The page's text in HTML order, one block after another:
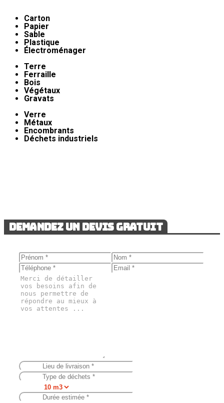
Carton
Papier
Sable
Plastique
Électroménager
Terre
Ferraille
Bois
Végétaux
Gravats
Verre
Métaux
Encombrants
Déchets industriels
Demandez un devis gratuit